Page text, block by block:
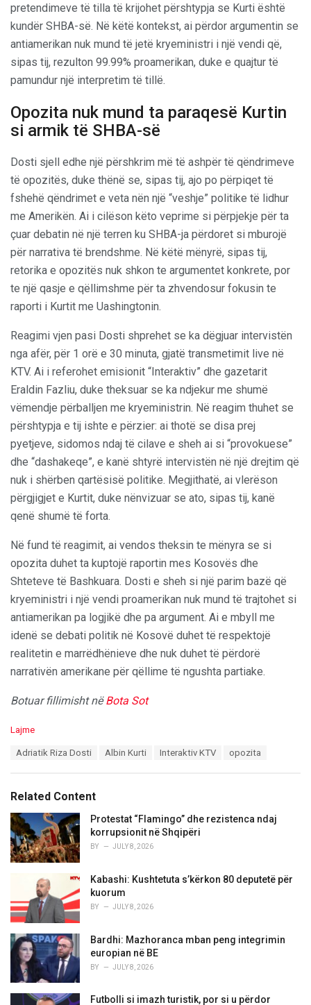
pretendimeve të tilla të krijohet përshtypja se Kurti është
kundër SHBA-së. Në këtë kontekst, ai përdor argumentin se
antiamerikan nuk mund të jetë kryeministri i një vendi që,
sipas tij, rezulton 99.99% proamerikan, duke e quajtur të
pamundur një interpretim të tillë.
Opozita nuk mund ta paraqesë Kurtin
si armik të SHBA-së
Dosti sjell edhe një përshkrim më të ashpër të qëndrimeve
të opozitës, duke thënë se, sipas tij, ajo po përpiqet të
fshehë qëndrimet e veta nën një “veshje” politike të lidhur
me Amerikën. Ai i cilëson këto veprime si përpjekje për ta
çuar debatin në një terren ku SHBA-ja përdoret si mburojë
për narrativa të brendshme. Në këtë mënyrë, sipas tij,
retorika e opozitës nuk shkon te argumentet konkrete, por
te një qasje e qëllimshme për ta zhvendosur fokusin te
raporti i Kurtit me Uashingtonin.
Reagimi vjen pasi Dosti shprehet se ka dëgjuar intervistën
nga afër, për 1 orë e 30 minuta, gjatë transmetimit live në
KTV. Ai i referohet emisionit “Interaktiv” dhe gazetarit
Eraldin Fazliu, duke theksuar se ka ndjekur me shumë
vëmendje përballjen me kryeministrin. Në reagim thuhet se
përshtypja e tij ishte e përzier: ai thotë se disa prej
pyetjeve, sidomos ndaj të cilave e sheh ai si “provokuese”
dhe “dashakeqe”, e kanë shtyrë intervistën në një drejtim që
nuk i shërben qartësisë politike. Megjithatë, ai vlerëson
përgjigjet e Kurtit, duke nënvizuar se ato, sipas tij, kanë
qenë shumë të forta.
Në fund të reagimit, ai vendos theksin te mënyra se si
opozita duhet ta kuptojë raportin mes Kosovës dhe
Shteteve të Bashkuara. Dosti e sheh si një parim bazë që
kryeministri i një vendi proamerikan nuk mund të trajtohet si
antiamerikan pa logjikë dhe pa argument. Ai e mbyll me
idenë se debati politik në Kosovë duhet të respektojë
realitetin e marrëdhënieve dhe nuk duhet të përdorë
narrativën amerikane për qëllime të ngushta partiake.
Botuar fillimisht nëBota Sot
C
o
r
i
e
s
:
Lajme
:
Adriatik Riza Dosti Albin Kurti Interaktiv KTV opozita
Related Content
Protestat “Flamingo” dhe rezistenca ndaj
korrupsionit në Shqipëri
BY JULY 8, 2026
Kabashi: Kushtetuta s’kërkon 80 deputetë për
kuorum
BY JULY 8, 2026
Bardhi: Mazhoranca mban peng integrimin
europian në BE
BY JULY 8, 2026
Futbolli si imazh turistik, por si u përdor